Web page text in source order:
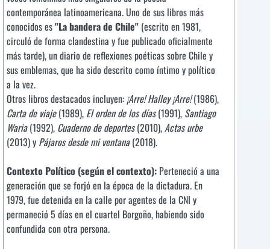
contemporánea latinoamericana. Uno de sus libros más
conocidos es"La bandera de Chile" (escrito en 1981,
circuló de forma clandestina y fue publicado oficialmente
más tarde), un diario de reflexiones poéticas sobre Chile y
sus emblemas, que ha sido descrito como íntimo y político
a la vez.
Otros libros destacados incluyen: ¡Arre! Halley ¡Arre!(1986),
Carta de viaje(1989), El orden de los días(1991), Santiago
Waria(1992), Cuaderno de deportes(2010), Actas urbe
(2013) y Pájaros desde mi ventana(2018).
Contexto Político (según el contexto): Perteneció a una
generación que se forjó en la época de la dictadura. En
1979, fue detenida en la calle por agentes de la CNI y
permaneció 5 días en el cuartel Borgoño, habiendo sido
confundida con otra persona.